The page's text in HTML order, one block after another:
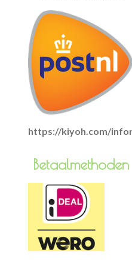
https://kiyoh.com/